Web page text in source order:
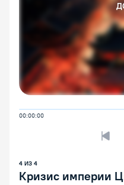
00:00:00
4 ИЗ 4
Кризис империи